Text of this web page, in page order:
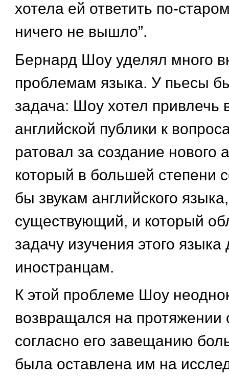
хотела ей ответить по-
ничего не вышло”.
Бернард Шоу уделял много
проблемам языка. У пьесы
задача: Шоу хотел привлечь
английской публики к
ратовал за создание нового
который в большей степени
бы звукам английского
существующий, и который
задачу изучения этого языка
иностранцам.
К этой проблеме Шоу
возвращался на протяжении
согласно его завещанию
была оставлена им на